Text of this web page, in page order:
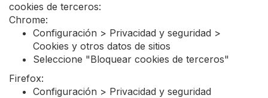
cookies de terceros:
Chrome:
Configuración > Privacidad y seguridad >
Cookies y otros datos de sitios
Seleccione "Bloquear cookies de terceros"
Firefox:
Configuración > Privacidad y seguridad